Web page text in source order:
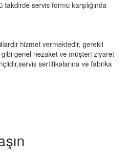
servis formu karşılığında
hizmet vermektedir, gerekli
genel nezaket ve müşteri ziyaret
sertifikalarına ve fabrika